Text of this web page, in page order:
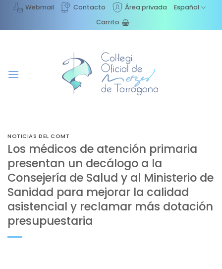
Saltar
contenido
Webmail Contacto Área privada
Español
Carrito
NOTICIAS DEL COMT
Los médicos de atención primaria
presentan un decálogo a la
Consejería de Salud y al Ministerio de
Sanidad para mejorar la calidad
asistencial y reclamar más dotación
presupuestaria